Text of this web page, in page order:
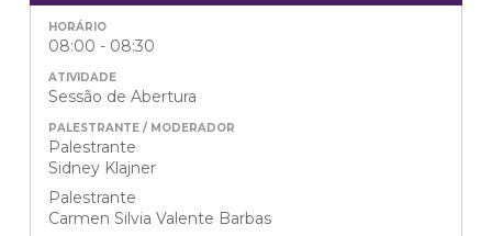
08:00 - 08:30
Sessão de Abertura
Palestrante
Sidney Klajner
Palestrante
Carmen Silvia Valente Barbas